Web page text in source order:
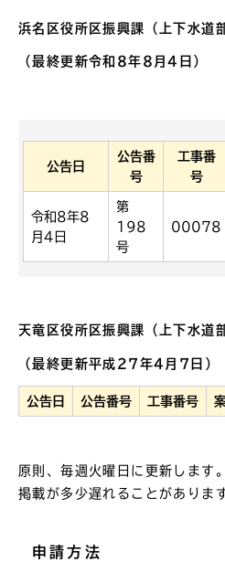
浜名区役所区振興課（上下水道
（最終更新令和8年8月4日）
公告日
公告番
号
工事番
号
令和8年8
月4日
第
198
号
00078
天竜区役所区振興課（上下水道
（最終更新平成27年4月7日）
公告日 公告番号 工事番号
原則、毎週火曜日に更新します。
掲載が多少遅れることがありま
申請方法